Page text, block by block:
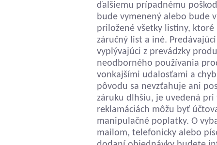
ďalšiemu prípadnému
bude vymenený alebo bude
priložené všetky listiny,
záručný list a iné.
vyplývajúci z prevádzky
neodborného používania
vonkajšími udalosťami a
pôvodu sa nevzťahuje ani
záruku dlhšiu, je uvedená
reklamáciách môžu byť
manipulačné poplatky. O
mailom, telefonicky alebo